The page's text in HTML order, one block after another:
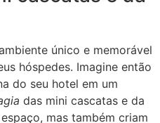
único e memorável
hóspedes. Imagine então
do seu hotel em um
das mini cascatas e da
mas também criam